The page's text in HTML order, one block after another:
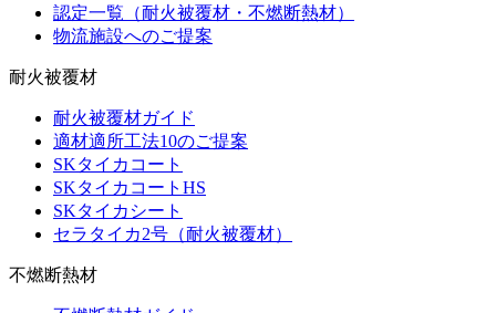
認定一覧（耐火被覆材・不燃断熱材）
物流施設へのご提案
耐火被覆材
耐火被覆材ガイド
適材適所工法10のご提案
SKタイカコート
SKタイカコートHS
SKタイカシート
セラタイカ2号（耐火被覆材）
不燃断熱材